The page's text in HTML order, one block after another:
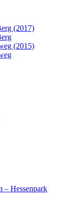
(2017)
(2015)
– Hessenpark